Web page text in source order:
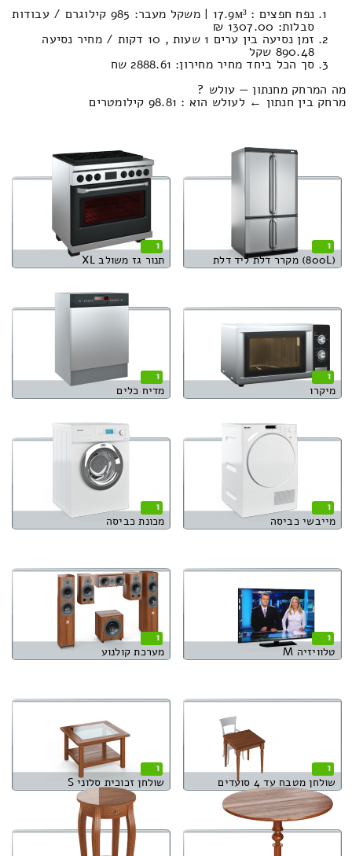
נפח חפצים : 17.9м³ | משקל מעבר: 985 קילוגרם / עבודות
סבלות: 1307.00 ₪
זמן נסיעה בין ערים 1 שעות , 10 דקות / מחיר נסיעה
890.48 שקל
סך הכל ביחד מחיר מחירון: 2888.61 שח
מה המרחק מחנתון — עולש ?
מרחק בין חנתון ← לעולש הוא : 98.81 קילומטרים
1
(800L) מקרר דלת ליד דלת
1
תנור גז משולב XL
1
מיקרו
1
מדיח כלים
1
מייבשי כביסה
1
מכונת כביסה
1
טלוויזיה M
1
מערכת קולנוע
1
שולחן מטבח עד 4 סועדים
1
שולחן זכוכית סלוני S